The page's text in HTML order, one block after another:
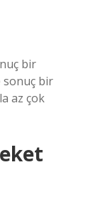
bir
sonuç bir
az çok